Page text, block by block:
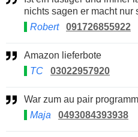
nichts sagen er macht nur
Robert
091726855922
Amazon lieferbote
TC
03022957920
War zum au pair programm
Maja
0493084393938